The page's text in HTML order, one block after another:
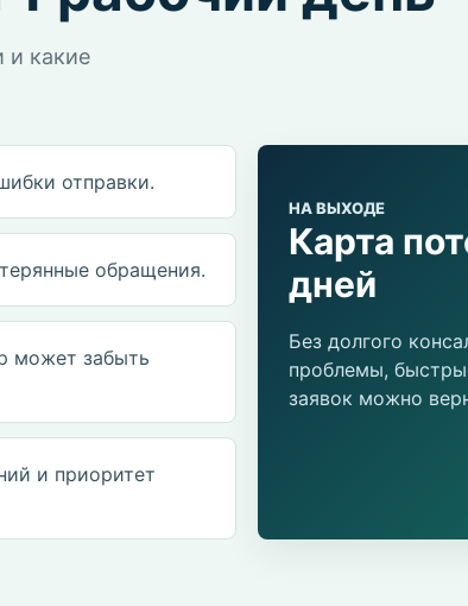
и какие
отправки.
обращения.
может забыть
и приоритет
НА ВЫХОДЕ
Карта
дней
Без долгого
проблемы,
заявок можно